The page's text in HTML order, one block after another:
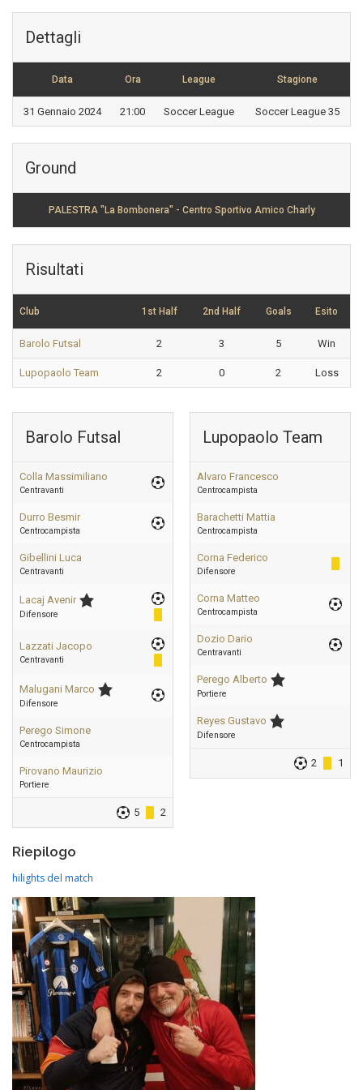
Dettagli
Data Ora League Stagione
31 Gennaio 2024 21:00 Soccer League Soccer League 35
Ground
PALESTRA "La Bombonera" - Centro Sportivo Amico Charly
Risultati
Club 1st Half 2nd Half Goals Esito
Barolo Futsal 2 3 5 Win
Lupopaolo Team 2 0 2 Loss
Barolo Futsal
Colla Massimiliano
Centravanti
Durro Besmir
Centrocampista
Gibellini Luca
Centravanti
Lacaj Avenir
Difensore
Lazzati Jacopo
Centravanti
Malugani Marco
Difensore
Perego Simone
Centrocampista
Pirovano Maurizio
Portiere
5 2
Lupopaolo Team
Alvaro Francesco
Centrocampista
Barachetti Mattia
Centrocampista
Corna Federico
Difensore
Corna Matteo
Centrocampista
Dozio Dario
Centravanti
Perego Alberto
Portiere
Reyes Gustavo
Difensore
2 1
Riepilogo
hilights del match